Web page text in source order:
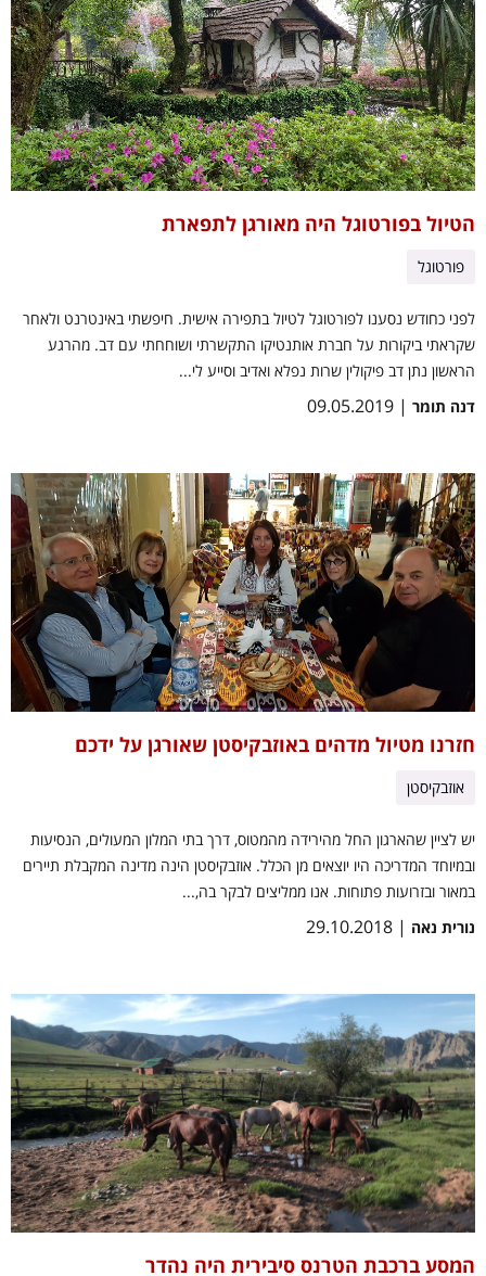
הטיול בפורטוגל היה מאורגן לתפארת
פורטוגל
לפני כחודש נסענו לפורטוגל לטיול בתפירה אישית. חיפשתי באינטרנט ולאחר
שקראתי ביקורות על חברת אותנטיקו התקשרתי ושוחחתי עם דב. מהרגע
הראשון נתן דב פיקולין שרות נפלא ואדיב וסייע לי...
דנה תומר | 09.05.2019
חזרנו מטיול מדהים באוזבקיסטן שאורגן על ידכם
אוזבקיסטן
יש לציין שהארגון החל מהירידה מהמטוס, דרך בתי המלון המעולים, הנסיעות
ובמיוחד המדריכה היו יוצאים מן הכלל. אוזבקיסטן הינה מדינה המקבלת תיירים
במאור ובזרועות פתוחות. אנו ממליצים לבקר בה,...
נורית נאה | 29.10.2018
המסע ברכבת הטרנס סיבירית היה נהדר